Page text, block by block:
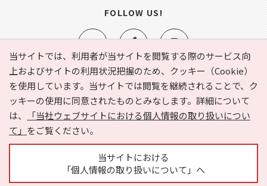
当サイトでは、利用者が当サイトを閲覧する際のサービス向
上およびサイトの利用状況把握のため、クッキー（Cookie）
を使用しています。当サイトでは閲覧を継続されることで、ク
ッキーの使用に同意されたものとみなします。詳細について
は、
「当社ウェブサイトにおける個人情報の取り扱いについ
て」 をご覧ください。
当サイトにおける
「個人情報の取り扱いについて」へ
e-NAVITA（イーナビタ）とは？ お気に入り
ヘルプ
利用規約
個人情報の取り扱いについて
運営会社
サイトマップ
広告掲載に関するお問い合わせ
FOLLOW US!